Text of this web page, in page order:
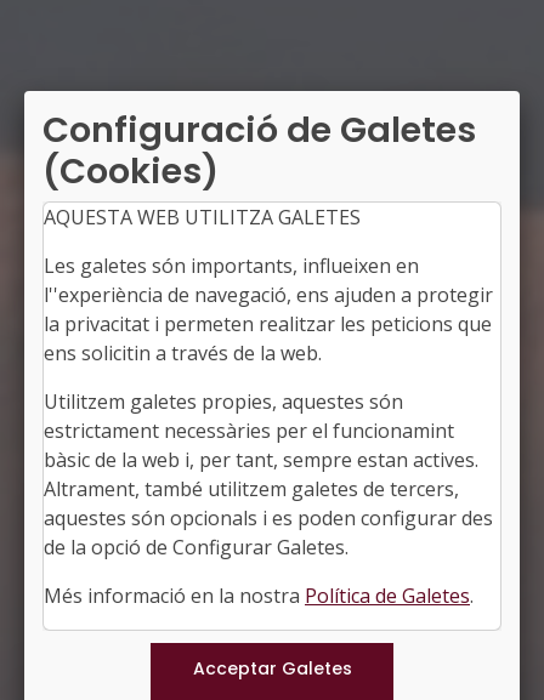
Emocions en equilibri en la
feina i en la vida
Programa en PDF
Configuració de Galetes
(Cookies)
AQUESTA WEB UTILITZA GALETES
Les galetes són importants, influeixen en
l''experiència de navegació, ens ajuden a protegir
la privacitat i permeten realitzar les peticions que
ens solicitin a través de la web.
Utilitzem galetes propies, aquestes són
estrictament necessàries per el funcionamint
bàsic de la web i, per tant, sempre estan actives.
Altrament, també utilitzem galetes de tercers,
aquestes són opcionals i es poden configurar des
de la opció de Configurar Galetes.
Més informació en la nostra Política de Galetes.